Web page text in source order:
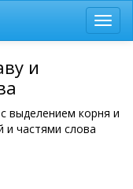
меню
и
выделением корня и
частями слова